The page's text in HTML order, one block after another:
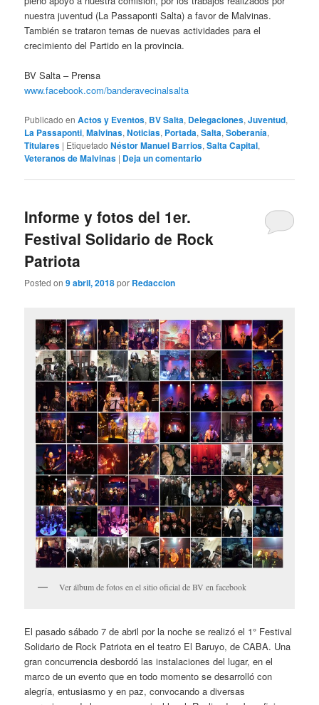
nuestra juventud (La Passaponti Salta) a favor de Malvinas.
También se trataron temas de nuevas actividades para el
crecimiento del Partido en la provincia.
BV Salta – Prensa
www.facebook.com/banderavecinalsalta
Publicado en Actos y Eventos, BV Salta, Delegaciones,Juventud,
La Passaponti,Malvinas,Noticias, Portada,Salta,Soberanía,
Titulares | Etiquetado Néstor Manuel Barrios,Salta Capital,
Veteranos de Malvinas | Deja un comentario
Informe y fotos del 1er.
Festival Solidario de Rock
Patriota
Posted on9 abril, 2018por Redaccion
Ver álbum de fotos en el sitio oficial de BV en facebook
El pasado sábado 7 de abril por la noche se realizó el 1° Festival
Solidario de Rock Patriota en el teatro El Baruyo, de CABA. Una
gran concurrencia desbordó las instalaciones del lugar, en el
marco de un evento que en todo momento se desarrolló con
alegría, entusiasmo y en paz, convocando a diversas